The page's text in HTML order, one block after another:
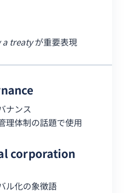
treatyが重要表現
ナンス
理体制の話題で使用
corporation
ル化の象徴語